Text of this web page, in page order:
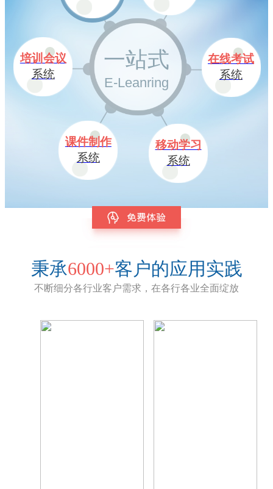
一站式
E-Leanring
在线考试
系统
移动学习
系统
课件制作
系统
培训会议
系统
秉承6000+客户的应用实践
不断细分各行业客户需求，在各行各业全面绽放